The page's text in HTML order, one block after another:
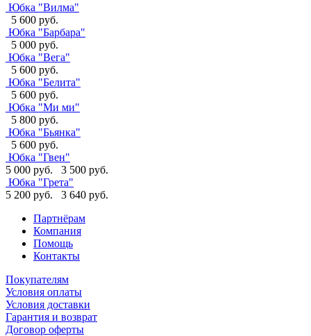
Юбка "Вилма"
5 600 руб.
Юбка "Барбара"
5 000 руб.
Юбка "Вега"
5 600 руб.
Юбка "Белита"
5 600 руб.
Юбка "Ми ми"
5 800 руб.
Юбка "Бьянка"
5 600 руб.
Юбка "Гвен"
5 000 руб.
3 500 руб.
Юбка "Грета"
5 200 руб.
3 640 руб.
Партнёрам
Компания
Помощь
Контакты
Покупателям
Условия оплаты
Условия доставки
Гарантия и возврат
Договор оферты